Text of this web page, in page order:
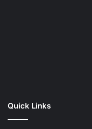
Quick Links